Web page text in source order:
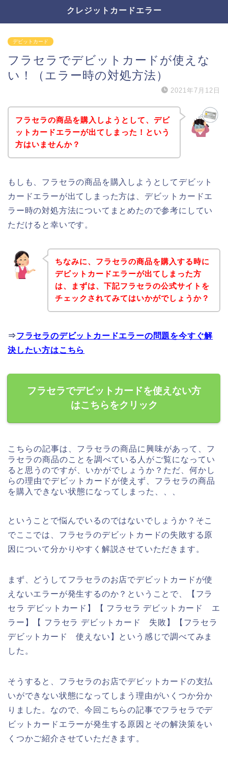
クレジットカードエラー
デビットカード
フラセラでデビットカードが使えな
い！（エラー時の対処方法）
2021年7月12日
フラセラの商品を購入しようとして、デビ
ットカードエラーが出てしまった！という
方はいませんか？
もしも、フラセラの商品を購入しようとしてデビット
カードエラーが出てしまった方は、デビットカードエ
ラー時の対処方法についてまとめたので参考にしてい
ただけると幸いです。
ちなみに、フラセラの商品を購入する時に
デビットカードエラーが出てしまった方
は、まずは、下記フラセラの公式サイトを
チェックされてみてはいかがでしょうか？
⇒フラセラのデビットカードエラーの問題を今すぐ解
決したい方はこちら
フラセラでデビットカードを使えない方
はこちらをクリック
こちらの記事は、フラセラの商品に興味があって、フ
ラセラの商品のことを調べている人がご覧になってい
ると思うのですが、いかがでしょうか？ただ、何かし
らの理由でデビットカードが使えず、フラセラの商品
を購入できない状態になってしまった、、、
ということで悩んでいるのではないでしょうか？そこ
でここでは、フラセラのデビットカードの失敗する原
因について分かりやすく解説させていただきます。
まず、どうしてフラセラのお店でデビットカードが使
えないエラーが発生するのか？ということで、【フラ
セラ デビットカード】【 フラセラ デビットカード エ
ラー】【 フラセラ デビットカード 失敗】【フラセラ
デビットカード 使えない】という感じで調べてみま
した。
そうすると、フラセラのお店でデビットカードの支払
いができない状態になってしまう理由がいくつか分か
りました。なので、今回こちらの記事でフラセラでデ
ビットカードエラーが発生する原因とその解決策をい
くつかご紹介させていただきます。